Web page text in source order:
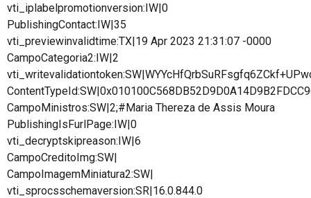
vti_iplabelpromotionversion:IW|0
PublishingContact:IW|35
vti_previewinvalidtime:TX|19 Apr 2023 21:31:07 -0000
CampoCategoria2:IW|2
CampoMinistros:SW|2;#Maria Thereza de Assis Moura
PublishingIsFurlPage:IW|0
vti_decryptskipreason:IW|6
CampoCreditoImg:SW|
CampoImagemMiniatura2:SW|
vti_sprocsschemaversion:SR|16.0.844.0